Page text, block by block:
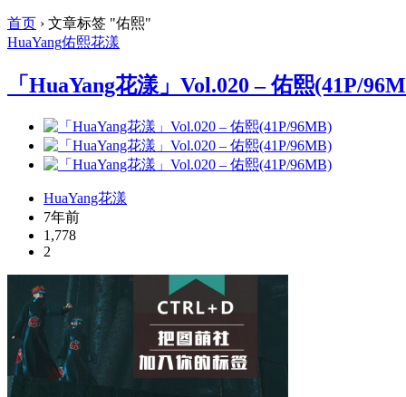
首页 › 文章标签 "佑熙"
HuaYang佑熙花漾
「HuaYang花漾」Vol.020 – 佑熙(41P/
HuaYang花漾
7年前
1,778
2